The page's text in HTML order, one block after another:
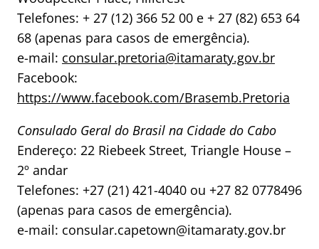
Telefones: + 27 (12) 366 52 00 e + 27 (82) 653 64
68 (apenas para casos de emergência).
e-mail: consular.pretoria@itamaraty.gov.br
Facebook:
https://www.facebook.com/Brasemb.Pretoria
Consulado Geral do Brasil na Cidade do Cabo
Endereço: 22 Riebeek Street, Triangle House –
2º andar
Telefones: +27 (21) 421-4040 ou +27 82 0778496
(apenas para casos de emergência).
e-mail: consular.capetown@itamaraty.gov.br